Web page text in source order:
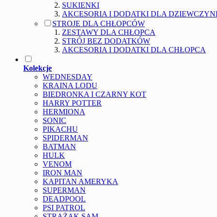
SUKIENKI
AKCESORIA I DODATKI DLA
STROJE DLA CHŁOPCÓW
ZESTAWY DLA CHŁOPCA
STRÓJ BEZ DODATKÓW
AKCESORIA I DODATKI DLA CHŁOPCA
Kolekcje
WEDNESDAY
KRAINA LODU
BIEDRONKA I CZARNY KOT
HARRY POTTER
HERMIONA
SONIC
PIKACHU
SPIDERMAN
BATMAN
HULK
VENOM
IRON MAN
KAPITAN AMERYKA
SUPERMAN
DEADPOOL
PSI PATROL